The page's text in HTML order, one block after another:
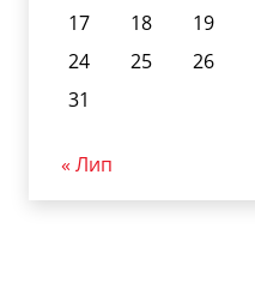
17
18 19
24
25 26
31
« Лип